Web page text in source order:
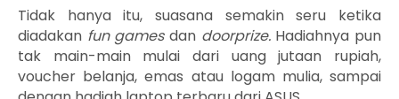
Tidak hanya itu, suasana semakin seru ketika
diadakan fun gamesdan doorprize. Hadiahnya pun
tak main-main mulai dari uang jutaan rupiah,
voucher belanja, emas atau logam mulia, sampai